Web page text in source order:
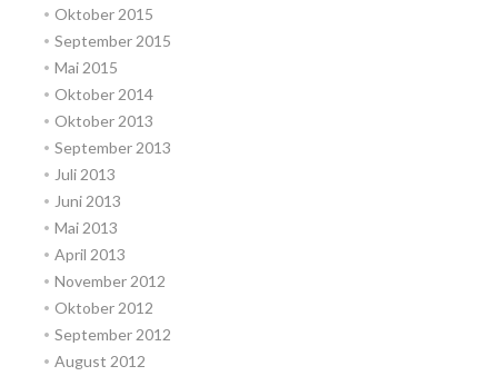
Oktober 2015
September 2015
Mai 2015
Oktober 2014
Oktober 2013
September 2013
Juli 2013
Juni 2013
Mai 2013
April 2013
November 2012
Oktober 2012
September 2012
August 2012